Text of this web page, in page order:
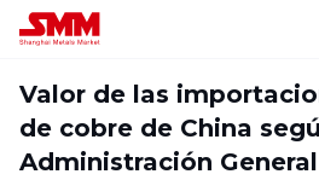
Valor de las
de cobre de China
Administración